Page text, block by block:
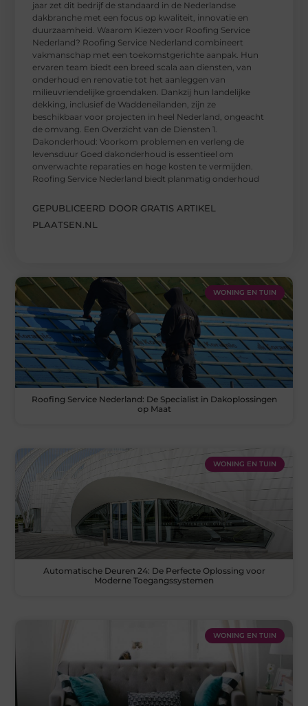
jaar zet dit bedrijf de standaard in de Nederlandse
dakbranche met een focus op kwaliteit, innovatie en
duurzaamheid. Waarom Kiezen voor Roofing Service
Nederland? Roofing Service Nederland combineert
vakmanschap met een toekomstgerichte aanpak. Hun
ervaren team biedt een breed scala aan diensten, van
onderhoud en renovatie tot het aanleggen van
milieuvriendelijke groendaken. Dankzij hun landelijke
dekking, inclusief de Waddeneilanden, zijn ze
beschikbaar voor projecten in heel Nederland, ongeacht
de omvang. Een Overzicht van de Diensten 1.
Dakonderhoud: Voorkom problemen en verleng de
levensduur Goed dakonderhoud is essentieel om
onverwachte reparaties en hoge kosten te vermijden.
Roofing Service Nederland biedt planmatig onderhoud
GEPUBLICEERD DOOR GRATIS ARTIKEL
PLAATSEN.NL
WONING EN TUIN
Roofing Service Nederland: De Specialist in Dakoplossingen
op Maat
WONING EN TUIN
Automatische Deuren 24: De Perfecte Oplossing voor
Moderne Toegangssystemen
WONING EN TUIN